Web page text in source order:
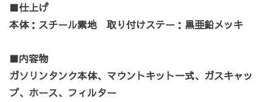
■仕上げ
本体：スチール素地 取り付けステー：黒亜鉛メッキ
■内容物
ガソリンタンク本体、マウントキット一式、ガスキャッ
プ、ホース、フィルター